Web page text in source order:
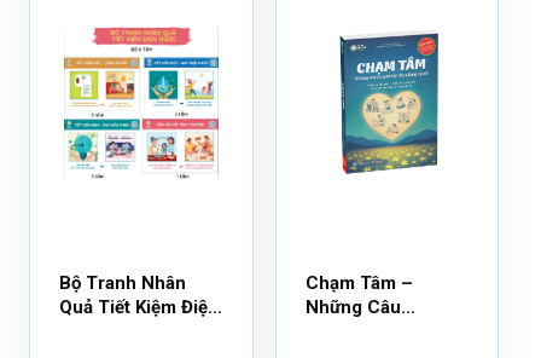
Bộ Tranh Nhân
Quả Tiết Kiệm Điện
Chạm Tâm –
Những Câu